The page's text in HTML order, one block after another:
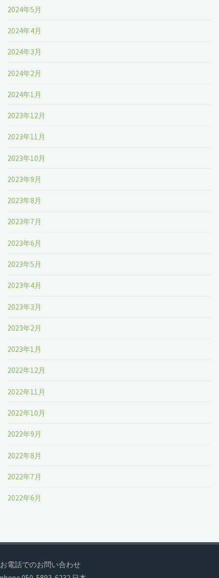
2024年5月
2024年4月
2024年3月
2024年2月
2024年1月
2023年12月
2023年11月
2023年10月
2023年9月
2023年8月
2023年7月
2023年6月
2023年5月
2023年4月
2023年3月
2023年2月
2023年1月
2022年12月
2022年11月
2022年10月
2022年9月
2022年8月
2022年7月
2022年6月
お電話でのお問い合わせ